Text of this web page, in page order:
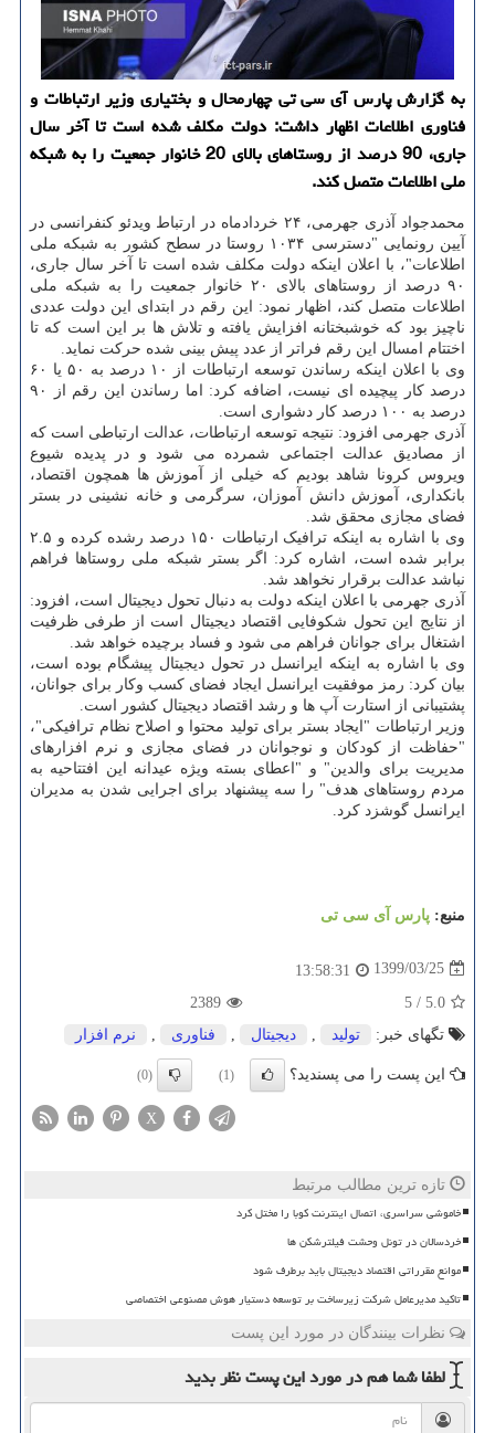
به گزارش پارس آی سی تی چهارمحال و بختیاری وزیر ارتباطات و
فناوری اطلاعات اظهار داشت: دولت مكلف شده است تا آخر سال
جاری، 90 درصد از روستاهای بالای 20 خانوار جمعیت را به شبكه
ملی اطلاعات متصل كند.
محمدجواد آذری جهرمی، ۲۴ خردادماه در ارتباط ویدئو کنفرانسی در
آیین رونمایی "دسترسی ۱۰۳۴ روستا در سطح کشور به شبکه ملی
اطلاعات"، با اعلان اینکه دولت مکلف شده است تا آخر سال جاری،
۹۰ درصد از روستاهای بالای ۲۰ خانوار جمعیت را به شبکه ملی
اطلاعات متصل کند، اظهار نمود: این رقم در ابتدای این دولت عددی
ناچیز بود که خوشبختانه افزایش یافته و تلاش ها بر این است که تا
اختتام امسال این رقم فراتر از عدد پیش بینی شده حرکت نماید.
وی با اعلان اینکه رساندن توسعه ارتباطات از ۱۰ درصد به ۵۰ یا ۶۰
درصد کار پیچیده ای نیست، اضافه کرد: اما رساندن این رقم از ۹۰
درصد به ۱۰۰ درصد کار دشواری است.
آذری جهرمی افزود: نتیجه توسعه ارتباطات، عدالت ارتباطی است که
از مصادیق عدالت اجتماعی شمرده می شود و در پدیده شیوع
ویروس کرونا شاهد بودیم که خیلی از آموزش ها همچون اقتصاد،
بانکداری، آموزش دانش آموزان، سرگرمی و خانه نشینی در بستر
فضای مجازی محقق شد.
وی با اشاره به اینکه ترافیک ارتباطات ۱۵۰ درصد رشده کرده و ۲.۵
برابر شده است، اشاره کرد: اگر بستر شبکه ملی روستاها فراهم
نباشد عدالت برقرار نخواهد شد.
آذری جهرمی با اعلان اینکه دولت به دنبال تحول دیجیتال است، افزود:
از نتایج این تحول شکوفایی اقتصاد دیجیتال است از طرفی ظرفیت
اشتغال برای جوانان فراهم می شود و فساد برچیده خواهد شد.
وی با اشاره به اینکه ایرانسل در تحول دیجیتال پیشگام بوده است،
بیان کرد: رمز موفقیت ایرانسل ایجاد فضای کسب وکار برای جوانان،
پشتیبانی از استارت آپ ها و رشد اقتصاد دیجیتال کشور است.
وزیر ارتباطات "ایجاد بستر برای تولید محتوا و اصلاح نظام ترافیکی"،
"حفاظت از کودکان و نوجوانان در فضای مجازی و نرم افزارهای
مدیریت برای والدین" و "اعطای بسته ویژه عیدانه این افتتاحیه به
مردم روستاهای هدف" را سه پیشنهاد برای اجرایی شدن به مدیران
ایرانسل گوشزد کرد.
منبع: پارس آی سی تی
1399/03/25
13:58:31
5.0
/
5
2389
تگهای خبر:
تولید دیجیتال فناوری نرم افزار
این پست را می پسندید؟ (1)
(0)
X
تازه ترین مطالب مرتبط
خاموشی سراسری، اتصال اینترنت کوبا را مختل کرد
خردسالان در تونل وحشت فیلترشکن ها
موانع مقرراتی اقتصاد دیجیتال باید برطرف شود
تاکید مدیرعامل شرکت زیرساخت بر توسعه دستیار هوش مصنوعی اختصاصی
نظرات بینندگان در مورد این پست
لطفا شما همدر مورد این پستنظر بدید